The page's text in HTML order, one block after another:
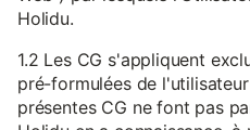
Holidu.
1.2 Les CG s'appliquent
pré-formulées de
présentes CG ne font pas